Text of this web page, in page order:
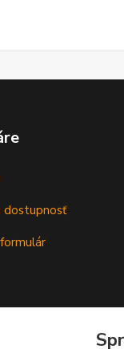
dostupnosť